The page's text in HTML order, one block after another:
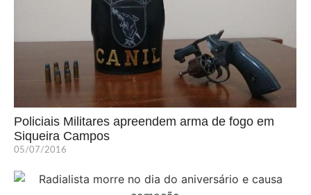
Policiais Militares apreendem arma de fogo em
Siqueira Campos
05/07/2016